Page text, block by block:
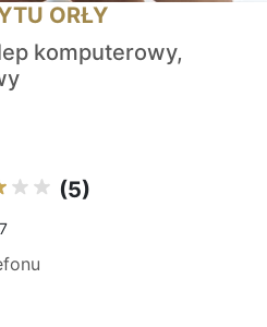
ORŁY
komputerowy,
(5)